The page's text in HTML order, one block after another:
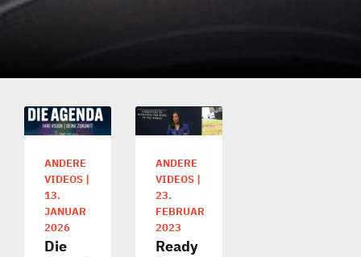
ANDERE
VIDEOS |
13.
JANUAR
2026
Die
ANDERE
VIDEOS |
23.
FEBRUAR
2023
Ready